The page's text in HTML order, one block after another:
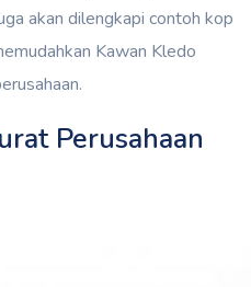
akan dilengkapi contoh kop
Kawan Kledo
Perusahaan